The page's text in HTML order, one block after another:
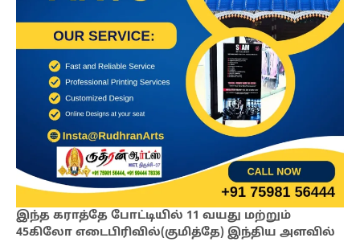
இந்த கராத்தே போட்டியில் 11 வயது மற்றும்
45கிலோ எடைபிரிவில்(குமித்தே) இந்திய அளவில்